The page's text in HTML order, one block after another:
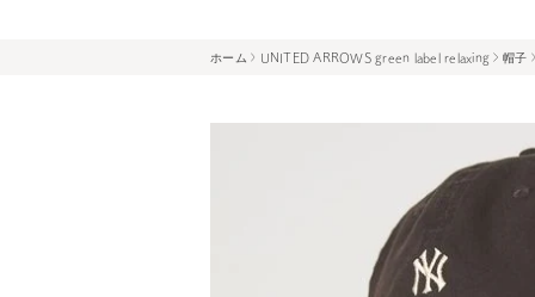
ホーム UNITED ARROWS green label relaxing 帽子